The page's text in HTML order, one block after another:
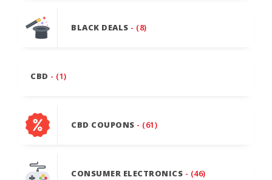
BLACK DEALS - (8)
CBD - (1)
CBD COUPONS - (61)
CONSUMER ELECTRONICS - (46)